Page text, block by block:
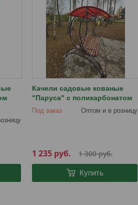
Качели садовые кованые
"Паруса" с поликарбонатом
Под заказ Оптом и в розницу
1 300руб.
1 235 руб.
Купить